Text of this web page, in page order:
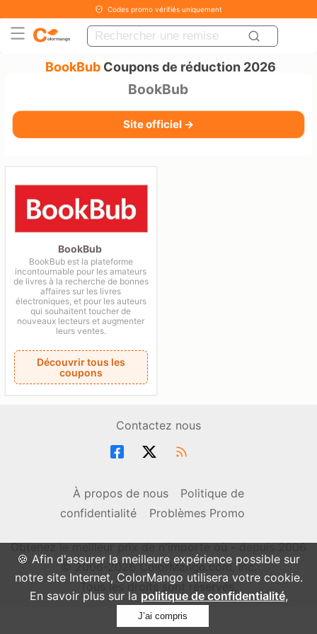
🍪 Afin d'assurer la meilleure expérience possible sur
notre site Internet, ColorMango utilisera votre cookie.
En savoir plus sur la politique de confidentialité,
J’ai compris
Codes promo vérifiés uniquement
BookBub Coupons de réduction 2026
BookBub
Site officiel →
BookBub
BookBub est la plateforme
incontournable pour les amateurs
de livres à la recherche de bonnes
affaires sur les livres
électroniques, et pour les auteurs
qui souhaitent toucher de
nouveaux lecteurs et augmenter
leurs ventes.
Découvrir tous les
coupons
Contactez nous
À propos de nous
Politique de
confidentialité
Problèmes Promo
Obtenez le meilleur prix de n'importe où - depuis 2006
© 2006-2026 ColorMango.com, Inc.
Tous les droits sont réservés.